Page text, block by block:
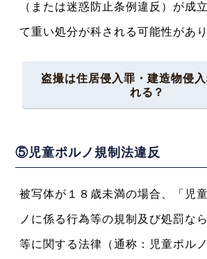
（または迷惑防止条例違反）が成
て重い処分が科される可能性があり
盗撮は住居侵入罪・建造物侵
れる？
⑤児童ポルノ規制法違反
被写体が１８歳未満の場合、「児
ノに係る行為等の規制及び処罰な
等に関する法律（通称：児童ポル